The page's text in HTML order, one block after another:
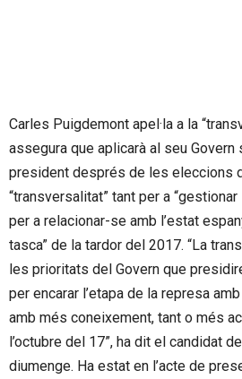
Carles Puigdemont apel·la a la
assegura que aplicarà al seu
president després de les eleccions
“transversalitat” tant per a “gestionar
per a relacionar-se amb l’estat
tasca” de la tardor del 2017. “La
les prioritats del Govern que
per encarar l’etapa de la represa
amb més coneixement, tant o més
l’octubre del 17”, ha dit el candidat
diumenge. Ha estat en l’acte de